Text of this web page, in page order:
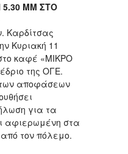
5.30 ΜΜ ΣΤΟ
Καρδίτσας
Κυριακή 11
καφέ «ΜΙΚΡΟ
της ΟΓΕ.
αποφάσεων
για τα
αφιερωμένη στα
τον πόλεμο.